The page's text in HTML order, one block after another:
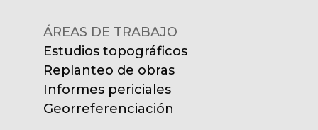
ÁREAS DE TRABAJO
Estudios topográficos
Replanteo de obras
Informes periciales
Georreferenciación